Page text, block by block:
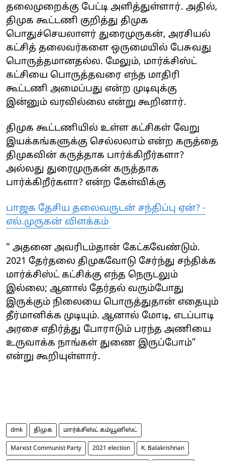
தலைமுறைக்கு பேட்டி அளித்துள்ளார். அதில்,
திமுக கூட்டணி குறித்து திமுக
பொதுச்செயலாளர் துரைமுருகன், அரசியல்
கட்சித் தலைவர்களை ஒருமையில் பேசுவது
பொருத்தமானதல்ல. மேலும், மார்க்சிஸ்ட்
கட்சியை பொருத்தவரை எந்த மாதிரி
கூட்டணி அமைப்பது என்ற முடிவுக்கு
இன்னும் வரவில்லை என்று கூறினார்.
திமுக கூட்டணியில் உள்ள கட்சிகள் வேறு
இயக்கங்களுக்கு செல்லலாம் என்ற கருத்தை
திமுகவின் கருத்தாக பார்க்கிறீர்களா?
அல்லது துரைமுருகன் கருத்தாக
பார்க்கிறீர்களா? என்ற கேள்விக்கு
பாஜக தேசிய தலைவருடன் சந்திப்பு ஏன்? -
எல்.முருகன் விளக்கம்
“ அதனை அவரிடம்தான் கேட்கவேண்டும்.
2021 தேர்தலை திமுகவோடு சேர்ந்து சந்திக்க
மார்க்சிஸ்ட் கட்சிக்கு எந்த நெருடலும்
இல்லை; ஆனால் தேர்தல் வரும்போது
இருக்கும் நிலையை பொருத்துதான் எதையும்
தீர்மானிக்க முடியும். ஆனால் மோடி, எடப்பாடி
அரசை எதிர்த்து போராடும் பரந்த அணியை
உருவாக்க நாங்கள் துணை இருப்போம்”
என்று கூறியுள்ளார்.
dmk திமுக மார்க்சிஸ்ட் கம்யூனிஸ்ட்
Marxist Communist Party 2021 election K. Balakrishnan